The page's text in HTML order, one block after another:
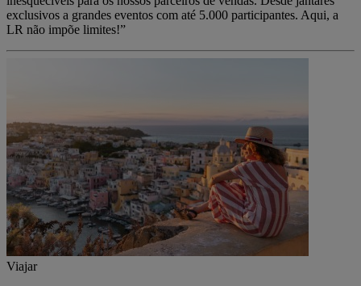
exclusivos a grandes eventos com até 5.000 participantes. Aqui, a
LR não impõe limites!”
Viajar